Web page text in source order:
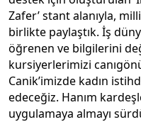
Zafer’ stant alanıyla,
birlikte paylaştık. İş
öğrenen ve bilgilerini
kursiyerlerimizi
Canik’imizde kadın
edeceğiz. Hanım
uygulamaya almayı